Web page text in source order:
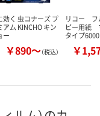
効く 虫コナーズ プ
アム KINCHO キン
ー
￥890～（税込）
リコー フ
ピー用紙
タイプ
￥